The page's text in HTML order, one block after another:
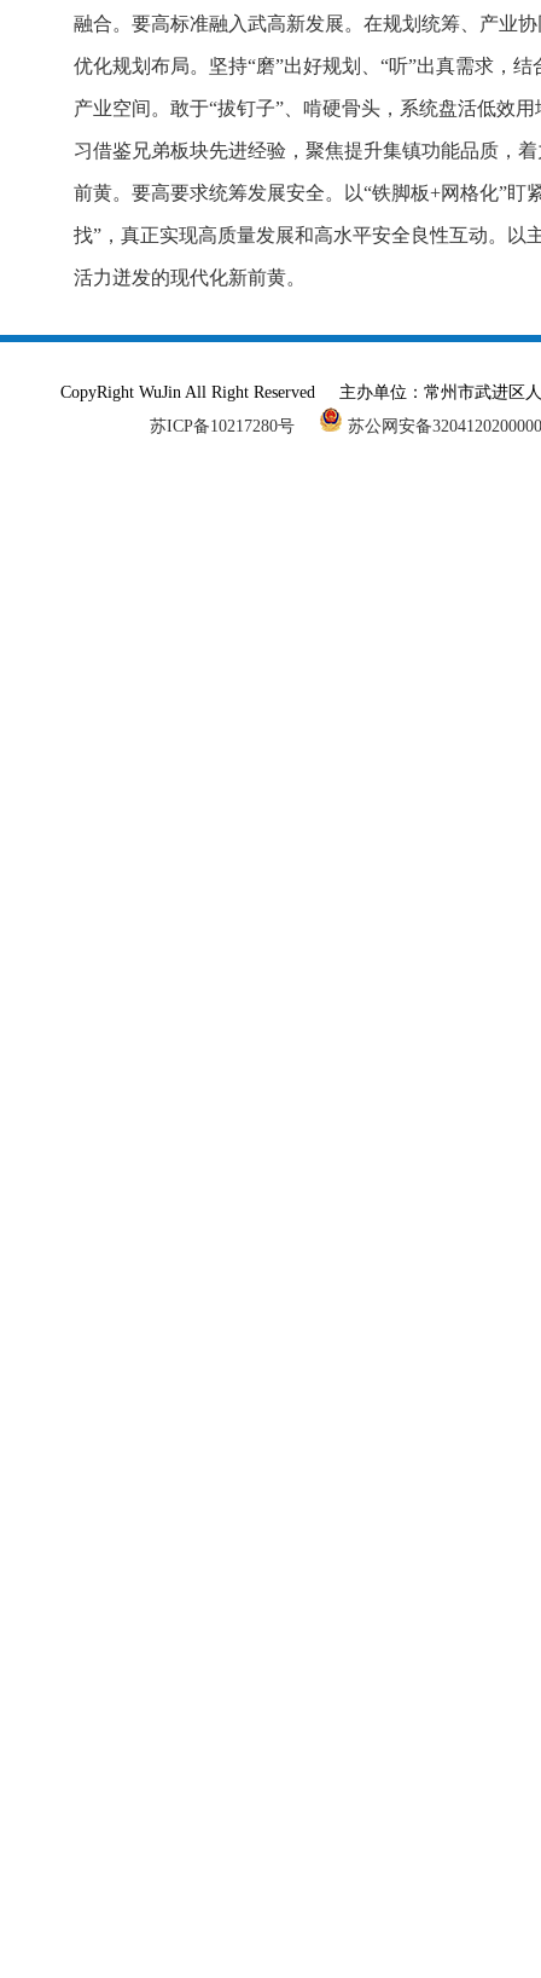
融合。要高标准融入武高新发展。在规划统筹、产业
优化规划布局。坚持“磨”出好规划、“听”出真需求，
产业空间。敢于“拔钉子”、啃硬骨头，系统盘活低效
习借鉴兄弟板块先进经验，聚焦提升集镇功能品质，
前黄。要高要求统筹发展安全。以“铁脚板+网格化”盯
找”，真正实现高质量发展和高水平安全良性互动。以
活力迸发的现代化新前黄。
CopyRight WuJin All Right Reserved 主办单位：常州市武进
苏ICP备10217280号
苏公网安备